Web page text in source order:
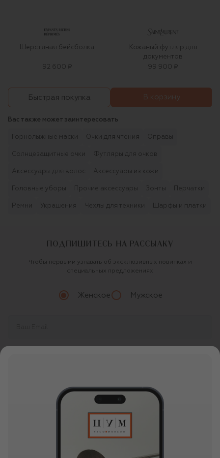
Шерстяная бейсболка
92 600 ₽
Кожаный футляр для
документов
99 900 ₽
Быстрая покупка В корзину
Вас также может заинтересовать
Горнолыжные маски Очки для чтения Оправы
Солнцезащитные очки Футляры для очков
Аксессуары для волос Аксессуары из кожи
Головные уборы Прочие аксессуары Зонты Перчатки
Ремни Украшения Чехлы для техники Шарфы и платки
ПОДПИШИТЕСЬ НА РАССЫЛКУ
Чтобы первыми узнавать об эксклюзивных новинках и
специальных предложениях
Женское Мужское
О ЦУМ
О магазине
Новости и события
ОНЛАЙН ПОКУПКИ